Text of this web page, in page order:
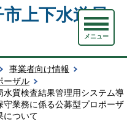
上下水道局
メニュー
事業者向け情報
ーザル
水質検査結果管理用システム導
守業務に係る公募型プロポーザ
について